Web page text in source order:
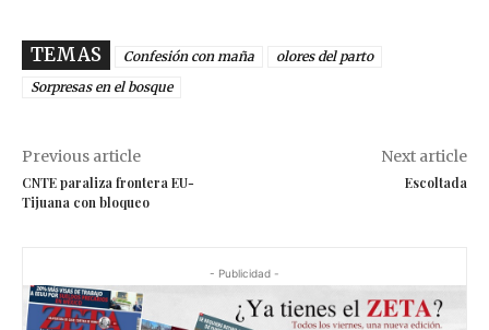
TEMAS Confesión con maña
olores del parto
Sorpresas en el bosque
Previous article
CNTE paraliza frontera EU-
Tijuana con bloqueo
Next article
Escoltada
- Publicidad -